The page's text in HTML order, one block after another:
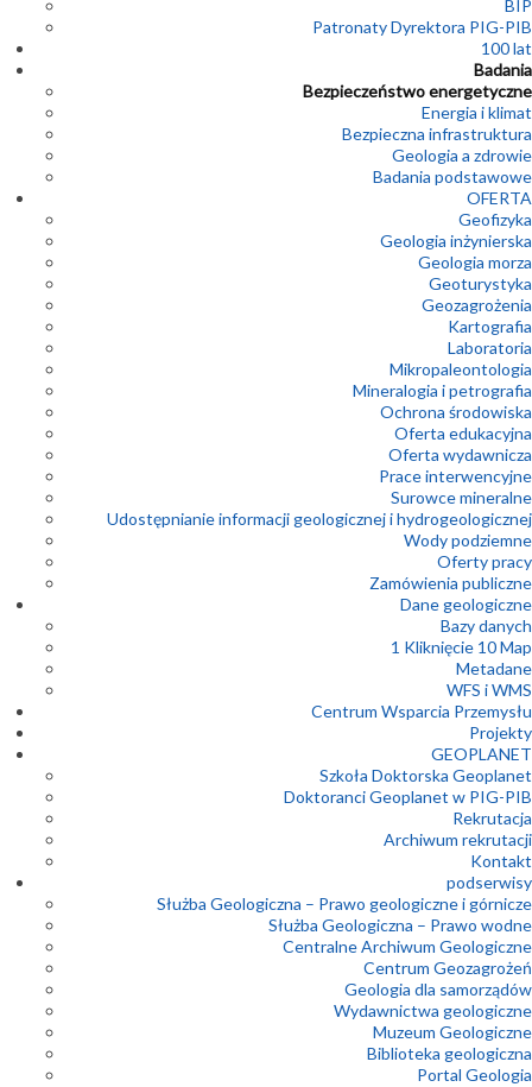
BIP
Patronaty Dyrektora PIG-PIB
100 lat
Badania
Bezpieczeństwo energetyczne
Energia i klimat
Bezpieczna infrastruktura
Geologia a zdrowie
Badania podstawowe
OFERTA
Geofizyka
Geologia inżynierska
Geologia morza
Geoturystyka
Geozagrożenia
Kartografia
Laboratoria
Mikropaleontologia
Mineralogia i petrografia
Ochrona środowiska
Oferta edukacyjna
Oferta wydawnicza
Prace interwencyjne
Surowce mineralne
Udostępnianie informacji geologicznej i hydrogeologicznej
Wody podziemne
Oferty pracy
Zamówienia publiczne
Dane geologiczne
Bazy danych
1 Kliknięcie 10 Map
Metadane
WFS i WMS
Centrum Wsparcia Przemysłu
Projekty
GEOPLANET
Szkoła Doktorska Geoplanet
Doktoranci Geoplanet w PIG-PIB
Rekrutacja
Archiwum rekrutacji
Kontakt
podserwisy
Służba Geologiczna – Prawo geologiczne i górnicze
Służba Geologiczna – Prawo wodne
Centralne Archiwum Geologiczne
Centrum Geozagrożeń
Geologia dla samorządów
Wydawnictwa geologiczne
Muzeum Geologiczne
Biblioteka geologiczna
Portal Geologia